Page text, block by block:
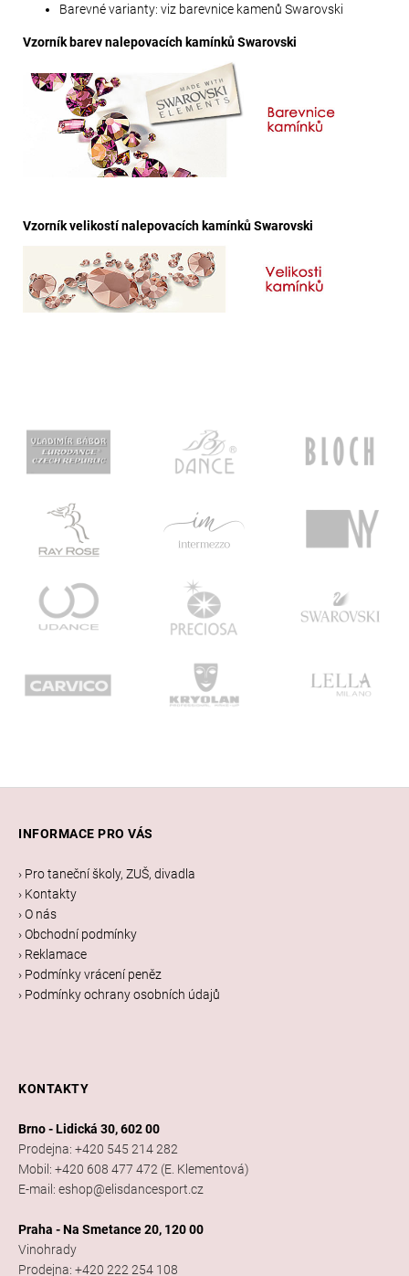
Barevné varianty: viz barevnice kamenů Swarovski
Vzorník barev nalepovacích kamínků Swarovski
Vzorník velikostí nalepovacích kamínků Swarovski
INFORMACE PRO VÁS
› Pro taneční školy, ZUŠ, divadla
› Kontakty
› O nás
› Obchodní podmínky
› Reklamace
› Podmínky vrácení peněz
› Podmínky ochrany osobních údajů
KONTAKTY
Brno - Lidická 30, 602 00
Prodejna: +420 545 214 282
Mobil: +420 608 477 472 (E. Klementová)
E-mail: eshop@elisdancesport.cz
Praha - Na Smetance 20, 120 00
Vinohrady
Prodejna: +420 222 254 108